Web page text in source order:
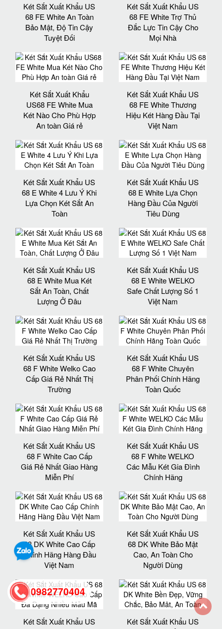
Két Sắt Xuất Khẩu US
68 FE White An Toàn
Bảo Mật, Độ Tin Cậy
Tuyệt Đối
Két Sắt Xuất Khẩu US
68 FE White Trợ Thủ
Đắc Lực Tin Cậy Cho
Mọi Nhà
Két Sắt Xuất Khẩu
US68 FE White Mua
Két Nào Cho Phù Hợp
An toàn Giá rẻ
Két Sắt Xuất Khẩu US
68 FE White Thương
Hiệu Két Hàng Đầu Tại
Việt Nam
Két Sắt Xuất Khẩu US
68 E White 4 Lưu Ý Khi
Lựa Chọn Két Sắt An
Toàn
Két Sắt Xuất Khẩu US
68 E White Lựa Chọn
Hàng Đầu Của Người
Tiêu Dùng
Két Sắt Xuất Khẩu US
68 E White Mua Két
Sắt An Toàn, Chất
Lượng Ở Đâu
Két Sắt Xuất Khẩu US
68 E White WELKO
Safe Chất Lượng Số 1
Việt Nam
Két Sắt Xuất Khẩu US
68 F White Welko Cao
Cấp Giá Rẻ Nhất Thị
Trường
Két Sắt Xuất Khẩu US
68 F White Chuyên
Phân Phối Chính Hãng
Toàn Quốc
Két Sắt Xuất Khẩu US
68 F White Cao Cấp
Giá Rẻ Nhất Giao Hàng
Miễn Phí
Két Sắt Xuất Khẩu US
68 F White WELKO
Các Mẫu Két Gia Đình
Chính Hãng
Két Sắt Xuất Khẩu US
68 DK White Cao Cấp
Chính Hãng Hàng Đầu
Việt Nam
Két Sắt Xuất Khẩu US
68 DK White Bảo Mật
Cao, An Toàn Cho
Người Dùng
Két Sắt Xuất Khẩu US
Két Sắt Xuất Khẩu US
0982770404
back